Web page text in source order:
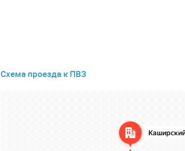
Схема проезда к ПВЗ